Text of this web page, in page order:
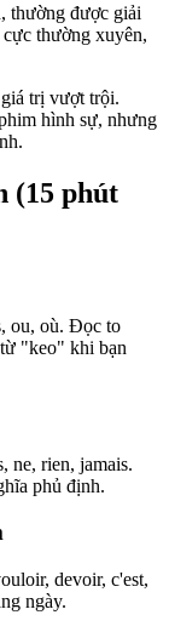
thường được giải
thường xuyên,
trị vượt trội.
hình sự, nhưng
(15 phút
ou, où. Đọc to
"keo" khi bạn
ne, rien, jamais.
phủ định.
devoir, c'est,
ngày.